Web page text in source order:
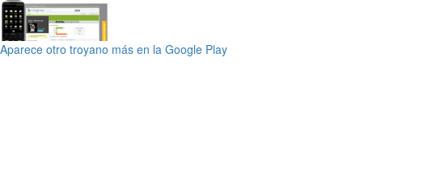
Aparece otro troyano más en la Google Play